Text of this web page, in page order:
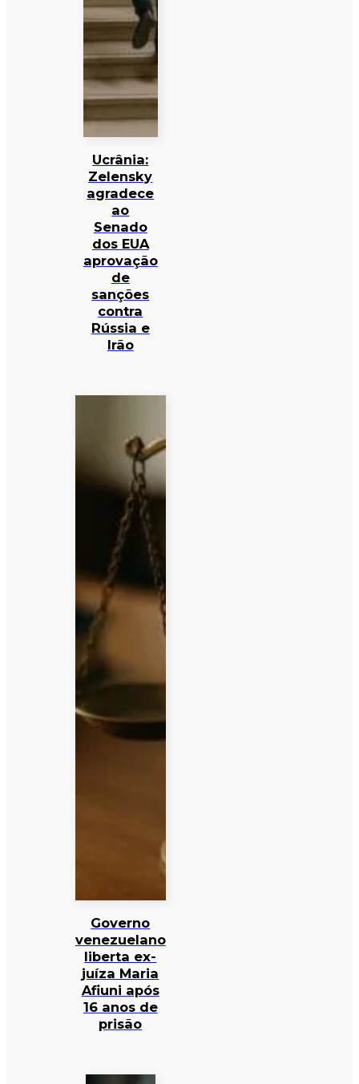
Ucrânia:
Zelensky
agradece
ao
Senado
dos EUA
aprovação
de
sanções
contra
Rússia e
Irão
Governo
venezuelano
liberta ex-
juíza Maria
Afiuni após
16 anos de
prisão